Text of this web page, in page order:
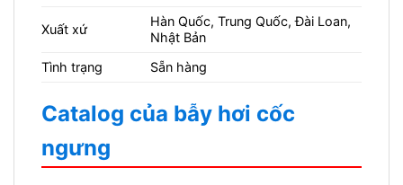
Xuất xứ
Hàn Quốc, Trung Quốc, Đài Loan,
Nhật Bản
Tình trạng
Sẵn hàng
Catalog của bẫy hơi cốc
ngưng